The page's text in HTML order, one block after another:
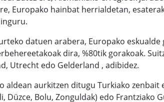
Europako hainbat herrialdetan,
datuen arabera, Europako
dira, %80tik gorakoak.
Utrecht edo Gelderland , adibidez.
aldean aurkitzen ditugu Turkiako zenbait
Düzce, Bolu, Zonguldak) edo Frantziako